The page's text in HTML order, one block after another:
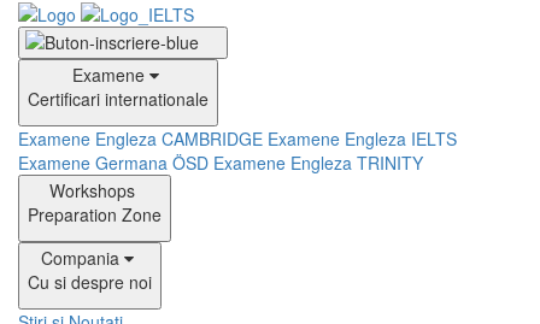
Examene
Certificari internationale
Examene Engleza CAMBRIDGE Examene Engleza IELTS
Examene Germana ÖSD Examene Engleza TRINITY
Workshops
Preparation Zone
Compania
Cu si despre noi